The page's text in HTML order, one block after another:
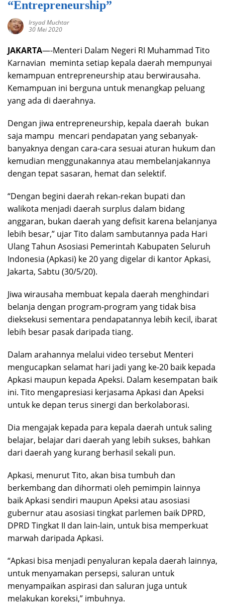
“Entrepreneurship”
Irsyad Muchtar
30 Mei 2020
JAKARTA—-Menteri Dalam Negeri RI Muhammad Tito
Karnavian meminta setiap kepala daerah mempunyai
kemampuan entrepreneurship atau berwirausaha.
Kemampuan ini berguna untuk menangkap peluang
yang ada di daerahnya.
Dengan jiwa entrepreneurship, kepala daerah bukan
saja mampu mencari pendapatan yang sebanyak-
banyaknya dengan cara-cara sesuai aturan hukum dan
kemudian menggunakannya atau membelanjakannya
dengan tepat sasaran, hemat dan selektif.
“Dengan begini daerah rekan-rekan bupati dan
walikota menjadi daerah surplus dalam bidang
anggaran, bukan daerah yang defisit karena belanjanya
lebih besar,” ujar Tito dalam sambutannya pada Hari
Ulang Tahun Asosiasi Pemerintah Kabupaten Seluruh
Indonesia (Apkasi) ke 20 yang digelar di kantor Apkasi,
Jakarta, Sabtu (30/5/20).
Jiwa wirausaha membuat kepala daerah menghindari
belanja dengan program-program yang tidak bisa
dieksekusi sementara pendapatannya lebih kecil, ibarat
lebih besar pasak daripada tiang.
Dalam arahannya melalui video tersebut Menteri
mengucapkan selamat hari jadi yang ke-20 baik kepada
Apkasi maupun kepada Apeksi. Dalam kesempatan baik
ini. Tito mengapresiasi kerjasama Apkasi dan Apeksi
untuk ke depan terus sinergi dan berkolaborasi.
Dia mengajak kepada para kepala daerah untuk saling
belajar, belajar dari daerah yang lebih sukses, bahkan
dari daerah yang kurang berhasil sekali pun.
Apkasi, menurut Tito, akan bisa tumbuh dan
berkembang dan dihormati oleh pemimpin lainnya
baik Apkasi sendiri maupun Apeksi atau asosiasi
gubernur atau asosiasi tingkat parlemen baik DPRD,
DPRD Tingkat II dan lain-lain, untuk bisa memperkuat
marwah daripada Apkasi.
“Apkasi bisa menjadi penyaluran kepala daerah lainnya,
untuk menyamakan persepsi, saluran untuk
menyampaikan aspirasi dan saluran juga untuk
melakukan koreksi,” imbuhnya.